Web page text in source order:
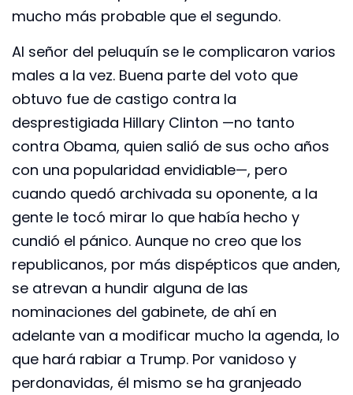
mucho más probable que el segundo.
Al señor del peluquín se le complicaron varios
males a la vez. Buena parte del voto que
obtuvo fue de castigo contra la
desprestigiada Hillary Clinton —no tanto
contra Obama, quien salió de sus ocho años
con una popularidad envidiable—, pero
cuando quedó archivada su oponente, a la
gente le tocó mirar lo que había hecho y
cundió el pánico. Aunque no creo que los
republicanos, por más dispépticos que anden,
se atrevan a hundir alguna de las
nominaciones del gabinete, de ahí en
adelante van a modificar mucho la agenda, lo
que hará rabiar a Trump. Por vanidoso y
perdonavidas, él mismo se ha granjeado